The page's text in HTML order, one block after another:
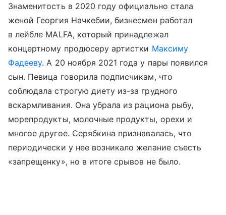
Знаменитость в 2020 году официально стала
женой Георгия Начкебии, бизнесмен работал
в лейбле MALFA, который принадлежал
концертному продюсеру артистки Максиму
Фадееву. А 20 ноября 2021 года у пары появился
сын. Певица говорила подписчикам, что
соблюдала строгую диету из-за грудного
вскармливания. Она убрала из рациона рыбу,
морепродукты, молочные продукты, орехи и
многое другое. Серябкина признавалась, что
периодически у нее возникало желание съесть
«запрещенку», но в итоге срывов не было.